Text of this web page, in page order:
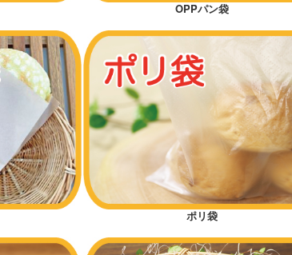
OPPパン袋
ポリ袋